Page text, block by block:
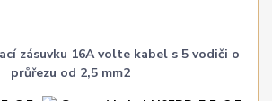
zásuvku 16A volte kabel s 5 vodiči o
průřezu od 2,5 mm2